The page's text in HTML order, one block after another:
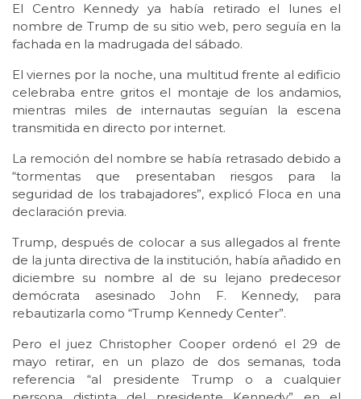
El Centro Kennedy ya había retirado el lunes el
nombre de Trump de su sitio web, pero seguía en la
fachada en la madrugada del sábado.
El viernes por la noche, una multitud frente al edificio
celebraba entre gritos el montaje de los andamios,
mientras miles de internautas seguían la escena
transmitida en directo por internet.
La remoción del nombre se había retrasado debido a
“tormentas que presentaban riesgos para la
seguridad de los trabajadores”, explicó Floca en una
declaración previa.
Trump, después de colocar a sus allegados al frente
de la junta directiva de la institución, había añadido en
diciembre su nombre al de su lejano predecesor
demócrata asesinado John F. Kennedy, para
rebautizarla como “Trump Kennedy Center”.
Pero el juez Christopher Cooper ordenó el 29 de
mayo retirar, en un plazo de dos semanas, toda
referencia “al presidente Trump o a cualquier